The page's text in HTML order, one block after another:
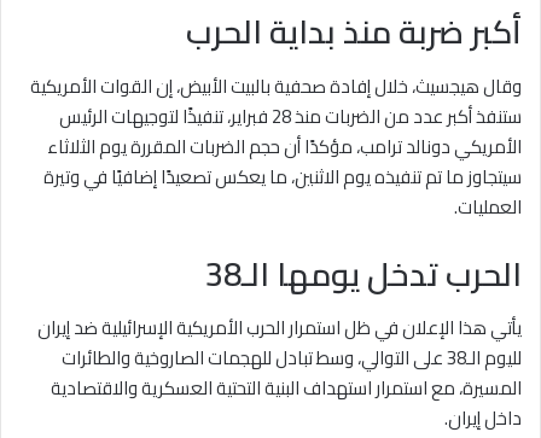
أكبر ضربة منذ بداية الحرب
وقال هيجسيث، خلال إفادة صحفية بالبيت الأبيض، إن القوات الأمريكية
ستنفذ أكبر عدد من الضربات منذ 28 فبراير، تنفيذًا لتوجيهات الرئيس
الأمريكي دونالد ترامب، مؤكدًا أن حجم الضربات المقررة يوم الثلاثاء
سيتجاوز ما تم تنفيذه يوم الاثنين، ما يعكس تصعيدًا إضافيًا في وتيرة
العمليات.
الحرب تدخل يومها الـ38
يأتي هذا الإعلان في ظل استمرار الحرب الأمريكية الإسرائيلية ضد إيران
لليوم الـ38 على التوالي، وسط تبادل للهجمات الصاروخية والطائرات
المسيرة، مع استمرار استهداف البنية التحتية العسكرية والاقتصادية
داخل إيران.